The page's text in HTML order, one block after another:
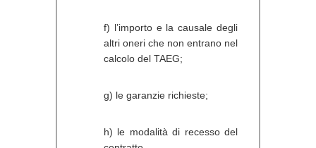
f) l’importo e la causale degli
altri oneri che non entrano nel
calcolo del TAEG;
g) le garanzie richieste;
h) le modalità di recesso del